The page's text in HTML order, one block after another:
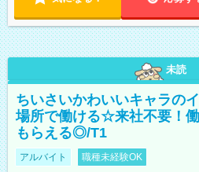
未読
ちいさいかわいいキャラの
場所で働ける☆来社不要！
もらえる◎/T1
アルバイト 職種未経験OK